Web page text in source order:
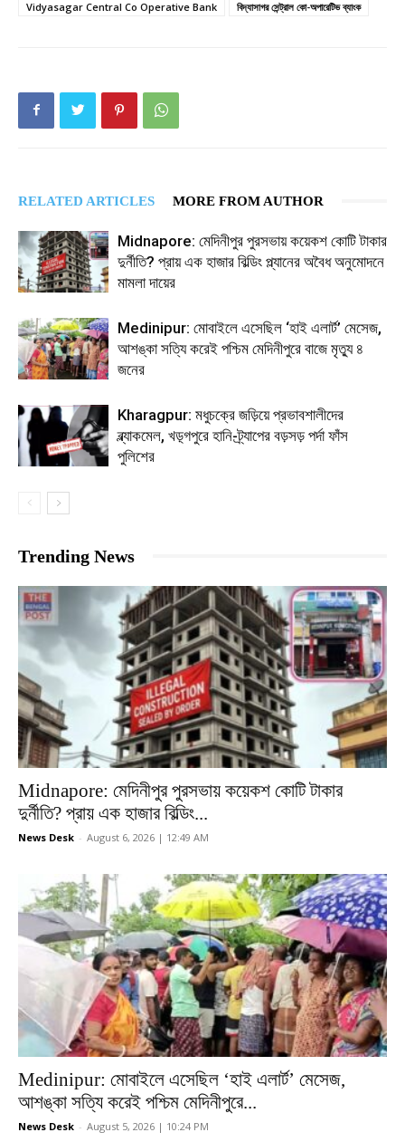
Vidyasagar Central Co Operative Bank বিদ্যাসাগর সেন্ট্রাল কো-অপারেটিভ ব্যাংক
RELATED ARTICLES MORE FROM AUTHOR
Midnapore: মেদিনীপুর পুরসভায় কয়েকশ কোটি টাকার
দুর্নীতি? প্রায় এক হাজার বিল্ডিং প্ল্যানের অবৈধ অনুমোদনে
মামলা দায়ের
Medinipur: মোবাইলে এসেছিল ‘হাই এলার্ট’ মেসেজ,
আশঙ্কা সত্যি করেই পশ্চিম মেদিনীপুরে বাজে মৃত্যু ৪
জনের
Kharagpur: মধুচক্রে জড়িয়ে প্রভাবশালীদের
ব্ল্যাকমেল, খড়্গপুরে হানি-ট্র্যাপের বড়সড় পর্দা ফাঁস
পুলিশের
Trending News
Midnapore: মেদিনীপুর পুরসভায় কয়েকশ কোটি টাকার
দুর্নীতি? প্রায় এক হাজার বিল্ডিং...
News Desk - August 6, 2026 | 12:49 AM
Medinipur: মোবাইলে এসেছিল ‘হাই এলার্ট’ মেসেজ,
আশঙ্কা সত্যি করেই পশ্চিম মেদিনীপুরে...
News Desk - August 5, 2026 | 10:24 PM